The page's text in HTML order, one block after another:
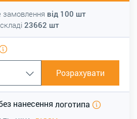
замовлення від 100 шт
23662 шт
Розрахувати
нанесення логотипа